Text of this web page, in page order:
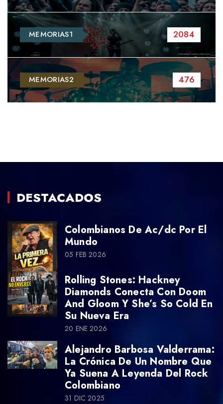
MEMORIAS1 2084
MEMORIAS2 476
DESTACADOS
Colombianos De Ac/dc Por El
Mundo
05 FEB 2026
Rolling Stones: Hackney
Diamonds Conecta Con Doom
And Gloom Y She’s So Cold En
Su Nueva Era
20 ENE 2026
Alejandro Barbosa Valderrama:
La Crónica De Un Nombre Que
Ya Suena A Leyenda Del Rock
Colombiano
31 DIC 2025